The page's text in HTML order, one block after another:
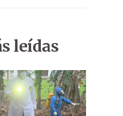
leídas